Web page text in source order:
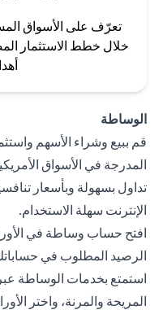
تعرّف على الأسواق
خلال خطط الاستثمار
الوساطة
قم ببيع وشراء الأسهم
المدرجة في الأسواق
تداول بسهولة وبأسعار
الإنترنت سهلة الاستخدام.
افتح حساب وساطة في
الرصيد المطلوب في
استمتع بخدمات الوساطة
المريحة والمرنة، واختر